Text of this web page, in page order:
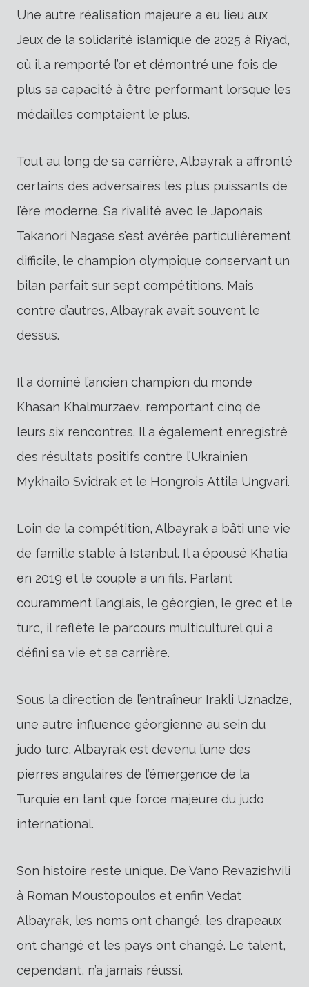
Une autre réalisation majeure a eu lieu aux
Jeux de la solidarité islamique de 2025 à Riyad,
où il a remporté l’or et démontré une fois de
plus sa capacité à être performant lorsque les
médailles comptaient le plus.
Tout au long de sa carrière, Albayrak a affronté
certains des adversaires les plus puissants de
l’ère moderne. Sa rivalité avec le Japonais
Takanori Nagase s’est avérée particulièrement
difficile, le champion olympique conservant un
bilan parfait sur sept compétitions. Mais
contre d’autres, Albayrak avait souvent le
dessus.
Il a dominé l’ancien champion du monde
Khasan Khalmurzaev, remportant cinq de
leurs six rencontres. Il a également enregistré
des résultats positifs contre l’Ukrainien
Mykhailo Svidrak et le Hongrois Attila Ungvari.
Loin de la compétition, Albayrak a bâti une vie
de famille stable à Istanbul. Il a épousé Khatia
en 2019 et le couple a un fils. Parlant
couramment l’anglais, le géorgien, le grec et le
turc, il reflète le parcours multiculturel qui a
défini sa vie et sa carrière.
Sous la direction de l’entraîneur Irakli Uznadze,
une autre influence géorgienne au sein du
judo turc, Albayrak est devenu l’une des
pierres angulaires de l’émergence de la
Turquie en tant que force majeure du judo
international.
Son histoire reste unique. De Vano Revazishvili
à Roman Moustopoulos et enfin Vedat
Albayrak, les noms ont changé, les drapeaux
ont changé et les pays ont changé. Le talent,
cependant, n’a jamais réussi.